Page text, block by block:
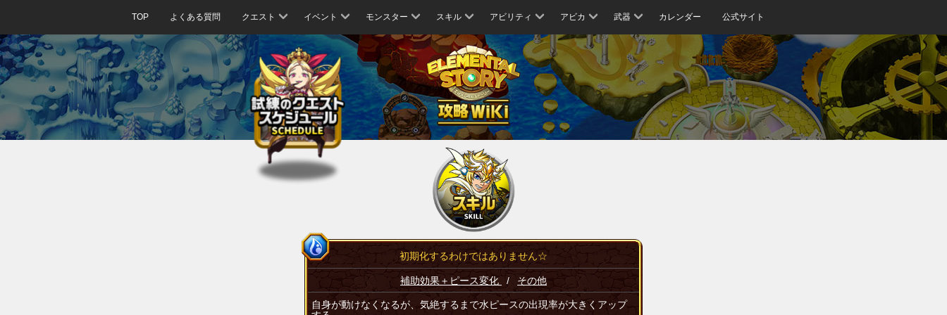
TOP よくある質問 クエスト イベント モンスター スキル アビリティ アビカ 武器 カレンダー 公式サイト
初期化するわけではありません☆
補助効果＋ピース変化 / その他
自身が動けなくなるが、気絶するまで水ピースの出現率が大きくアップ